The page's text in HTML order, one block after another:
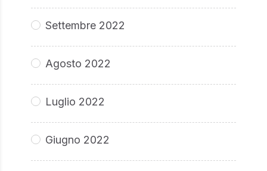
Settembre 2022
Agosto 2022
Luglio 2022
Giugno 2022